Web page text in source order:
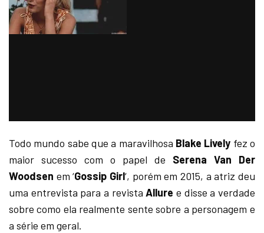
Todo mundo sabe que a maravilhosa Blake Lively fez o
maior sucesso com o papel de Serena Van Der
Woodsen em ‘Gossip Girl‘, porém em 2015, a atriz deu
uma entrevista para a revistaAllure e disse a verdade
sobre como ela realmente sente sobre a personagem e
a série em geral.